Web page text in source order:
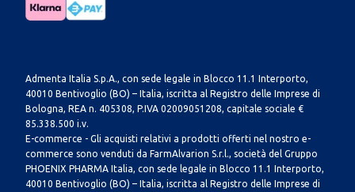
Admenta Italia S.p.A., con sede legale in Blocco 11.1 Interporto,
40010 Bentivoglio (BO) – Italia, iscritta al Registro delle Imprese di
Bologna, REA n. 405308, P.IVA 02009051208, capitale sociale €
85.338.500 i.v.
E-commerce - Gli acquisti relativi a prodotti offerti nel nostro e-
commerce sono venduti da FarmAlvarion S.r.l., società del Gruppo
PHOENIX PHARMA Italia, con sede legale in Blocco 11.1 Interporto,
40010 Bentivoglio (BO) – Italia, iscritta al Registro delle Imprese di